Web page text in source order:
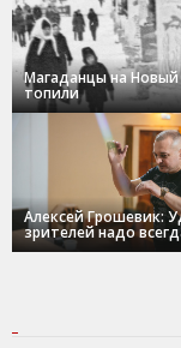
Магаданцы на Новый
топили
Алексей Грошевик:
зрителей надо